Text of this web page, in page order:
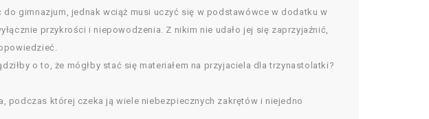
gimnazjum, jednak wciąż musi uczyć się w podstawówce w dodatku w
przykrości i niepowodzenia. Z nikim nie udało jej się zaprzyjaźnić,
o to, że mógłby stać się materiałem na przyjaciela dla trzynastolatki?
podczas której czeka ją wiele niebezpiecznych zakrętów i niejedno